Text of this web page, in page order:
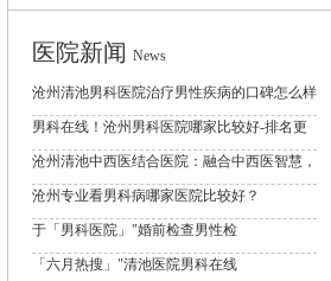
医院新闻 News
沧州清池男科医院治疗男性疾病的口碑怎么样
男科在线！沧州男科医院哪家比较好-排名更
沧州清池中西医结合医院：融合中西医智慧，
沧州专业看男科病哪家医院比较好？
于「男科医院」"婚前检查男性检
「六月热搜」"清池医院男科在线